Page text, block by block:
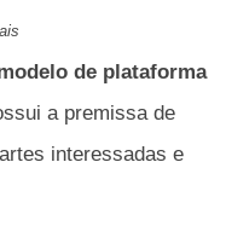
de plataforma
a premissa de
interessadas e